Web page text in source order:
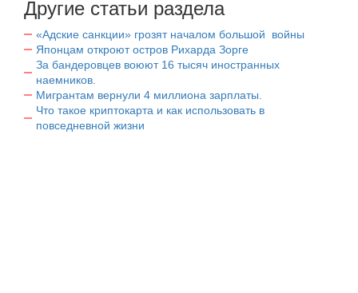
Другие статьи раздела
«Адские санкции» грозят началом большой войны
Японцам откроют остров Рихарда Зорге
За бандеровцев воюют 16 тысяч иностранных
наемников.
Мигрантам вернули 4 миллиона зарплаты.
Что такое криптокарта и как использовать в
повседневной жизни